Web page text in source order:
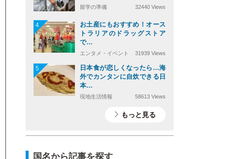
留学の準備 32440 Views
4
お土産にもおすすめ！オース
トラリアのドラッグストア
で…
エンタメ・イベント 31939 Views
5
日本食が恋しくなったら…海
外でカンタンに自炊できる日
本…
現地生活情報 58613 Views
もっと見る
国名から記事を探す